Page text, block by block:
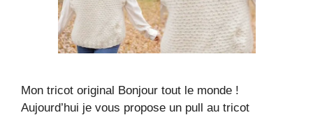
Mon tricot original Bonjour tout le monde !
Aujourd’hui je vous propose un pull au tricot